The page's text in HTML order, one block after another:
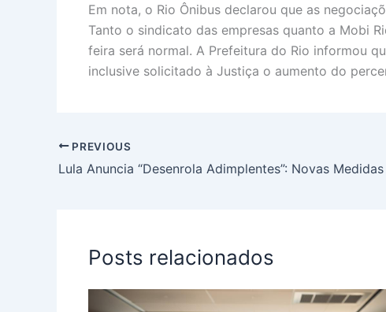
Em nota, o Rio Ônibus declarou que as
Tanto o sindicato das empresas quanto a Mobi
feira será normal. A Prefeitura do Rio informou
inclusive solicitado à Justiça o aumento do
PREVIOUS
Posts relacionados